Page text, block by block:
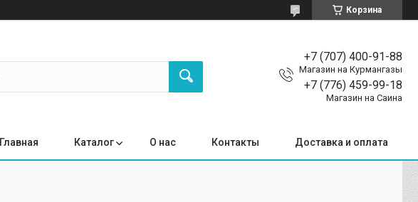
Корзина
+7 (707) 400-91-88
Магазин на Курмангазы
+7 (776) 459-99-18
Магазин на Саина
Главная Каталог О нас Контакты Доставка и оплата